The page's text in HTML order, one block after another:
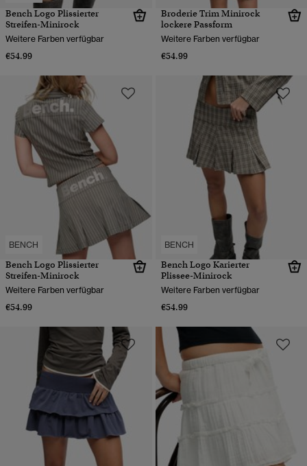
Bench Logo Plissierter
Streifen-Minirock
Weitere Farben verfügbar
€54.99
Broderie Trim Minirock
lockere Passform
Weitere Farben verfügbar
€54.99
BENCH
Bench Logo Plissierter
Streifen-Minirock
Weitere Farben verfügbar
€54.99
BENCH
Bench Logo Karierter
Plissee-Minirock
Weitere Farben verfügbar
€54.99